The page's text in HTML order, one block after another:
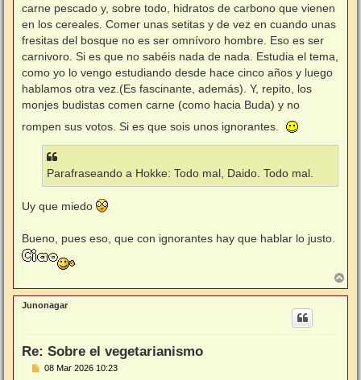
carne pescado y, sobre todo, hidratos de carbono que vienen
en los cereales. Comer unas setitas y de vez en cuando unas
fresitas del bosque no es ser omnívoro hombre. Eso es ser
carnivoro. Si es que no sabéis nada de nada. Estudia el tema,
como yo lo vengo estudiando desde hace cinco años y luego
hablamos otra vez.(Es fascinante, además). Y, repito, los
monjes budistas comen carne (como hacia Buda) y no
rompen sus votos. Si es que sois unos ignorantes.
Parafraseando a Hokke: Todo mal, Daido. Todo mal.
Uy que miedo
Bueno, pues eso, que con ignorantes hay que hablar lo justo.
r
r
Junonagar
Re: Sobre el vegetarianismo
M
08 Mar 2026 10:23